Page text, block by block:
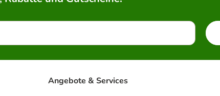
Angebote & Services